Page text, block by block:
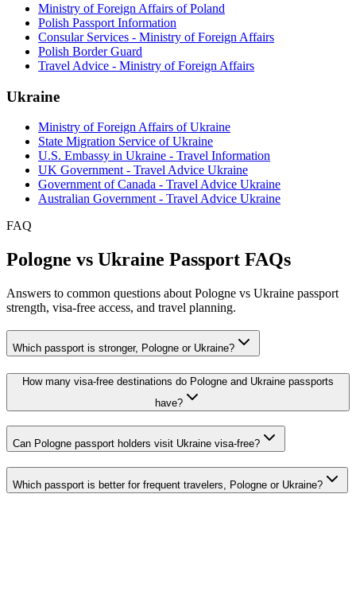
Ministry of Foreign Affairs of Poland
Polish Passport Information
Consular Services - Ministry of Foreign Affairs
Polish Border Guard
Travel Advice - Ministry of Foreign Affairs
Ukraine
Ministry of Foreign Affairs of Ukraine
State Migration Service of Ukraine
U.S. Embassy in Ukraine - Travel Information
UK Government - Travel Advice Ukraine
Government of Canada - Travel Advice Ukraine
Australian Government - Travel Advice Ukraine
FAQ
Pologne vs Ukraine Passport FAQs
Answers to common questions about Pologne vs Ukraine passport
strength, visa-free access, and travel planning.
Which passport is stronger, Pologne or Ukraine?
How many visa-free destinations do Pologne and Ukraine passports
have?
Can Pologne passport holders visit Ukraine visa-free?
Which passport is better for frequent travelers, Pologne or Ukraine?